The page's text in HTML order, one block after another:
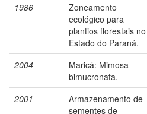
1986
Zoneamento
ecológico para
plantios florestais no
Estado do Paraná.
2004
Maricá: Mimosa
bimucronata.
2001
Armazenamento de
sementes de